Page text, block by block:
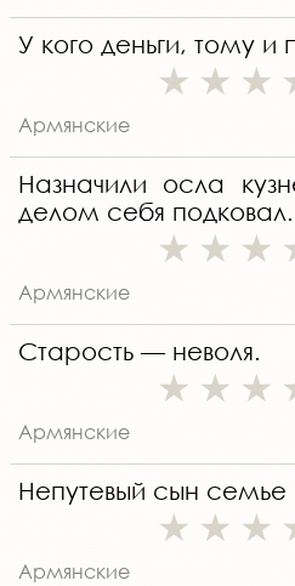
У кого деньги, тому и
Армянские
Назначили осла
делом себя подковал.
Армянские
Старость — неволя.
Армянские
Непутевый сын семье
Армянские